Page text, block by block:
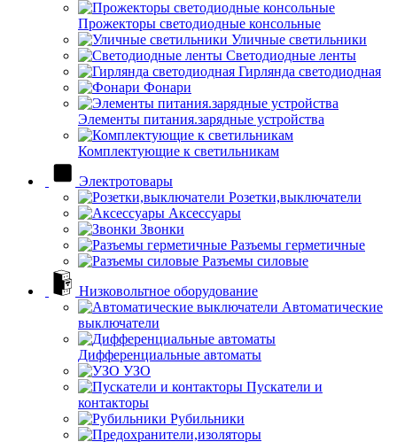
Прожекторы светодиодные консольные
Уличные светильники
Светодиодные ленты
Гирлянда светодиодная
Фонари
Элементы питания.зарядные устройства
Комплектующие к светильникам
Электротовары
Розетки,выключатели
Аксессуары
Звонки
Разъемы герметичные
Разъемы силовые
Низковольтное оборудование
Автоматические
выключатели
Дифференциальные автоматы
УЗО
Пускатели и
контакторы
Рубильники